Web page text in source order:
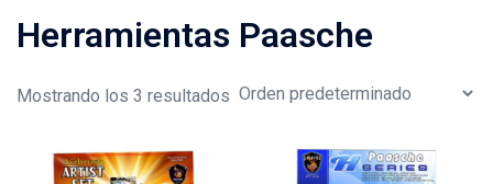
Herramientas Paasche
Mostrando los 3 resultados